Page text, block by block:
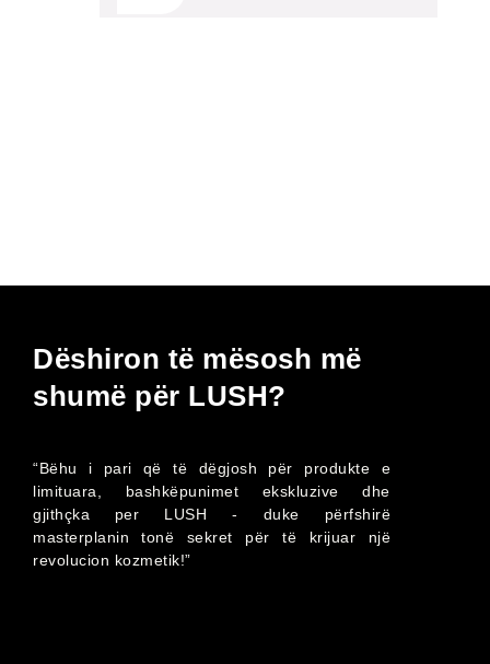
Dëshiron të mësosh më
shumë për LUSH?
“Bëhu i pari që të dëgjosh për produkte e
limituara, bashkëpunimet ekskluzive dhe
gjithçka per LUSH - duke përfshirë
masterplanin tonë sekret për të krijuar një
revolucion kozmetik!”